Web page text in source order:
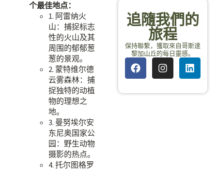
个最佳地点：
1. 阿雷纳火
山：捕捉标志
性的火山及其
周围的郁郁葱
葱的景观。
2. 蒙特维尔德
云雾森林：捕
捉独特的动植
物的理想之
地。
3. 曼努埃尔安
东尼奥国家公
园：野生动物
摄影的热点。
4. 托尔图格罗
追隨我們的
旅程
保持聯繫，獲取來自哥斯達
黎加山丘的每日靈感。